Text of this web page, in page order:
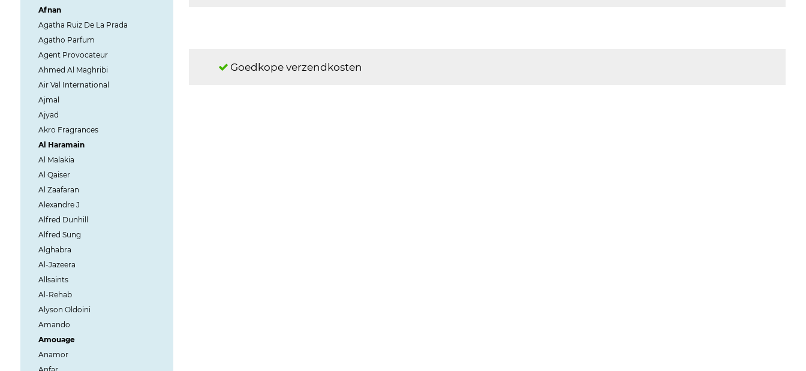
Afnan
Agatha Ruiz De La Prada
Agatho Parfum
Agent Provocateur
Ahmed Al Maghribi
Air Val International
Ajmal
Ajyad
Akro Fragrances
Al Haramain
Al Malakia
Al Qaiser
Al Zaafaran
Alexandre J
Alfred Dunhill
Alfred Sung
Alghabra
Al-Jazeera
Allsaints
Al-Rehab
Alyson Oldoini
Amando
Amouage
Anamor
Goedkope verzendkosten